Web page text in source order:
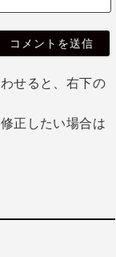
せると、右下の
正したい場合は